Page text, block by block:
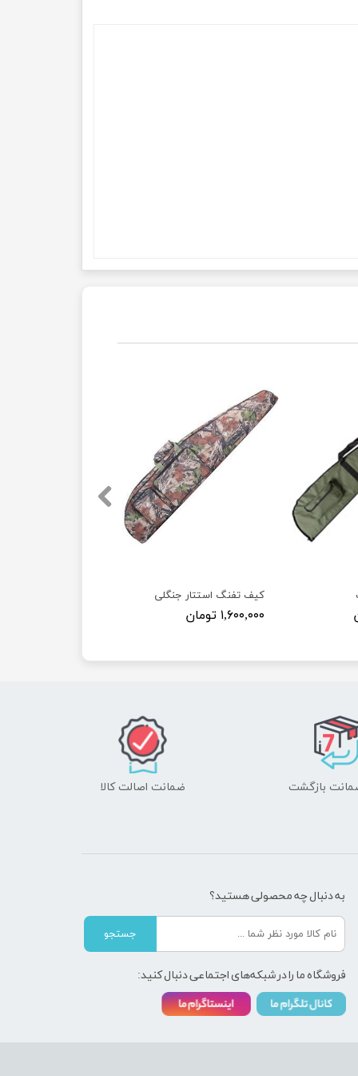
کیف تفنگ استتار جنگلی
۱,۶۰۰,۰۰۰ تومان
ضمانت اصالت کالا
به دنبال چه محصولی هستید؟
جستجو
فروشگاه ما را در شبکه‌های اجتماعی دنبال کنید: